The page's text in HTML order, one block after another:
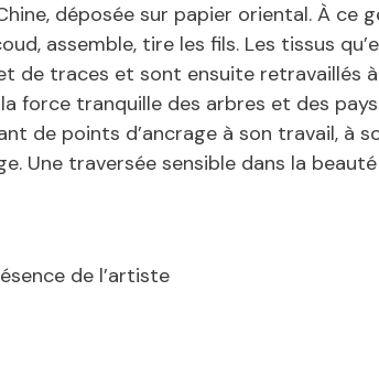
déposée sur papier oriental. À ce
assemble, tire les fils. Les tissus
de traces et sont ensuite retravaillés à
force tranquille des arbres et des
de points d’ancrage à son travail, à
Une traversée sensible dans la
de l’artiste